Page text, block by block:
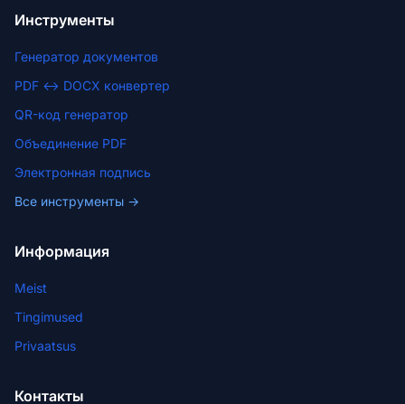
Инструменты
Генератор документов
PDF ↔ DOCX конвертер
QR-код генератор
Объединение PDF
Электронная подпись
Все инструменты →
Информация
Meist
Tingimused
Privaatsus
Контакты